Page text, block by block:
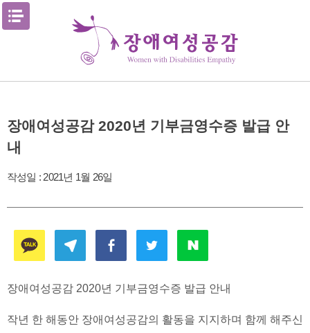
Skip
장애여성공감 2020년 기부금영수증 발급 안
내
작성일 : 2021년 1월 26일
장애여성공감 2020년 기부금영수증 발급 안내
작년 한 해동안 장애여성공감의 활동을 지지하며 함께 해주신